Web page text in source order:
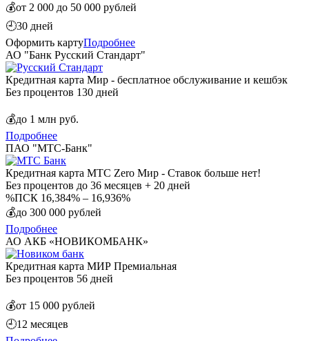
💰от 2 000 до 50 000 рублей
🕘30 дней
Оформить картуПодробнее
АО "Банк Русский Стандарт"
Кредитная карта Мир - бесплатное обслуживание и кешбэк
Без процентов 130 дней
💰до 1 млн руб.
Подробнее
ПАО "МТС-Банк"
Кредитная карта МТС Zero Мир - Ставок больше нет!
Без процентов до 36 месяцев + 20 дней
%ПСК 16,384% – 16,936%
💰до 300 000 рублей
Подробнее
АО АКБ «НОВИКОМБАНК»
Кредитная карта МИР Премиальная
Без процентов 56 дней
💰от 15 000 рублей
🕘12 месяцев